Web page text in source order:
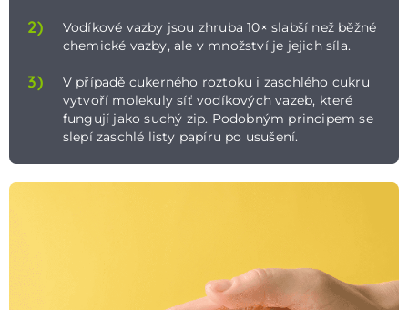
2)
Vodíkové vazby jsou zhruba 10× slabší než běžné
chemické vazby, ale v množství je jejich síla.
3)
V případě cukerného roztoku i zaschlého cukru
vytvoří molekuly síť vodíkových vazeb, které
fungují jako suchý zip. Podobným principem se
slepí zaschlé listy papíru po usušení.